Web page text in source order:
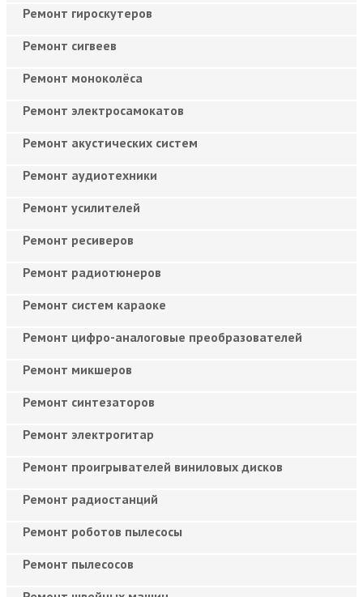
Ремонт гироскутеров
Ремонт сигвеев
Ремонт моноколёса
Ремонт электросамокатов
Ремонт акустических систем
Ремонт аудиотехники
Ремонт усилителей
Ремонт ресиверов
Ремонт радиотюнеров
Ремонт систем караоке
Ремонт цифро-аналоговые преобразователей
Ремонт микшеров
Ремонт синтезаторов
Ремонт электрогитар
Ремонт проигрывателей виниловых дисков
Ремонт радиостанций
Ремонт роботов пылесосы
Ремонт пылесосов